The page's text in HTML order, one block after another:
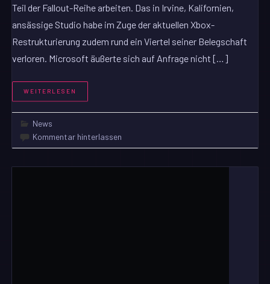
Teil der Fallout-Reihe arbeiten. Das in Irvine, Kalifornien,
ansässige Studio habe im Zuge der aktuellen Xbox-
Restrukturierung zudem rund ein Viertel seiner Belegschaft
verloren. Microsoft äußerte sich auf Anfrage nicht […]
WEITERLESEN
News
Kommentar hinterlassen